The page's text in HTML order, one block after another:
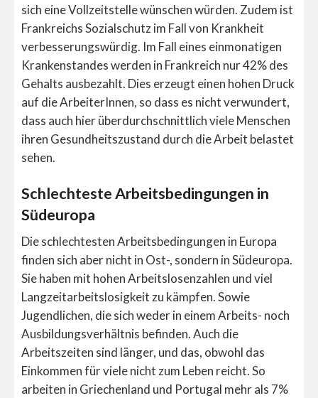
sich eine Vollzeitstelle wünschen würden. Zudem ist
Frankreichs Sozialschutz im Fall von Krankheit
verbesserungswürdig. Im Fall eines einmonatigen
Krankenstandes werden in Frankreich nur 42% des
Gehalts ausbezahlt. Dies erzeugt einen hohen Druck
auf die ArbeiterInnen, so dass es nicht verwundert,
dass auch hier überdurchschnittlich viele Menschen
ihren Gesundheitszustand durch die Arbeit belastet
sehen.
Schlechteste Arbeitsbedingungen in
Südeuropa
Die schlechtesten Arbeitsbedingungen in Europa
finden sich aber nicht in Ost-, sondern in Südeuropa.
Sie haben mit hohen Arbeitslosenzahlen und viel
Langzeitarbeitslosigkeit zu kämpfen. Sowie
Jugendlichen, die sich weder in einem Arbeits- noch
Ausbildungsverhältnis befinden. Auch die
Arbeitszeiten sind länger, und das, obwohl das
Einkommen für viele nicht zum Leben reicht. So
arbeiten in Griechenland und Portugal mehr als 7%